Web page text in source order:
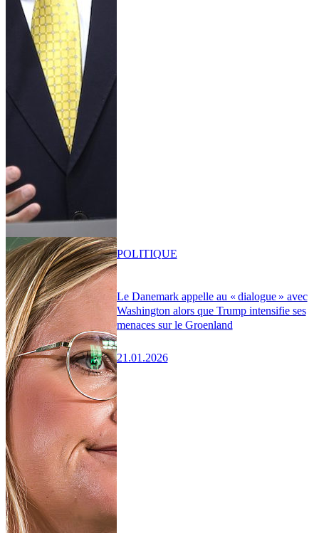
Le Danemark appelle au « dialogue » avec
Washington alors que Trump intensifie ses
menaces sur le Groenland
21.01.2026
POLITIQUE